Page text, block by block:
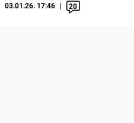
03.01.26. 17:46 20